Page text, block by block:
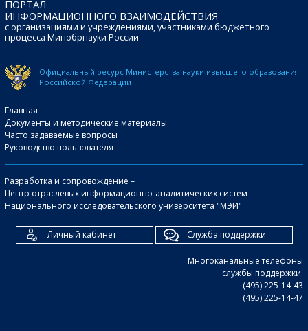
ПОРТАЛ
ИНФОРМАЦИОННОГО ВЗАИМОДЕЙСТВИЯ
с организациями и учреждениями, участниками бюджетного
процесса Минобрнауки России
Официальный ресурс Министерства науки ивысшего образования
Российской Федерации
Главная
Документы и методические материалы
Часто задаваемые вопросы
Руководство пользователя
Разработка и сопровождение –
Центр отраслевых информационно-аналитических систем
Национального исследовательского университета "МЭИ"
Личный кабинет Служба поддержки
Многоканальные телефоны
службы поддержки:
(495) 225-14-43
(495) 225-14-47